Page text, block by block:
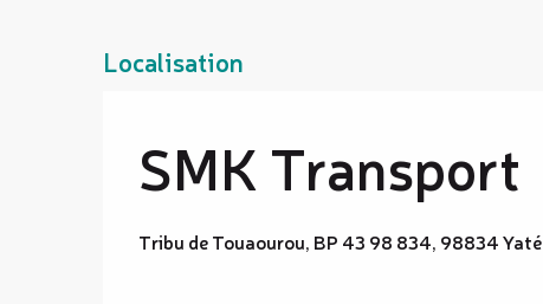
Localisation
SMK Transport
Tribu de Touaourou, BP 43 98 834, 98834 Yaté